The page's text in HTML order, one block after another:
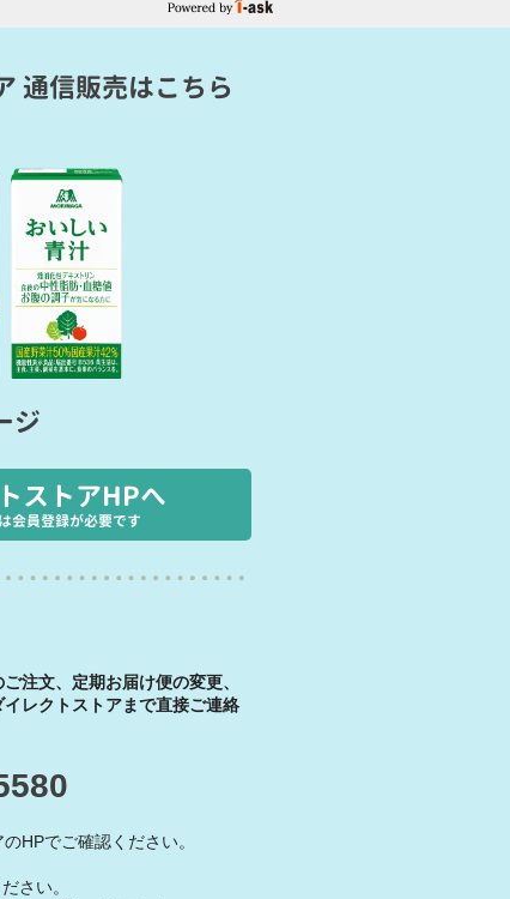
通信販売はこちら
ジ
ストアHPへ
会員登録が必要です
注文、定期お届け便の変更、
レクトストアまで直接ご連絡
HPでご確認ください。
さい。